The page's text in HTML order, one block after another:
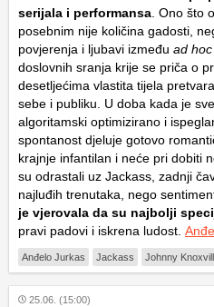
serijala i performansa . Ono što
posebnim nije količina gadosti,
povjerenja i ljubavi između ad
doslovnih sranja krije se priča o
desetljećima vlastita tijela
sebe i publiku. U doba kada je
algoritamski optimizirano i
spontanost djeluje gotovo
krajnje infantilan i neće pri dobiti
su odrastali uz Jackass, zadnji
najluđih trenutaka, nego
je vjerovala da su najbolji
pravi padovi i iskrena ludost.
Anđelo Jurkas Jackass Johnny
25.06. (15:00)